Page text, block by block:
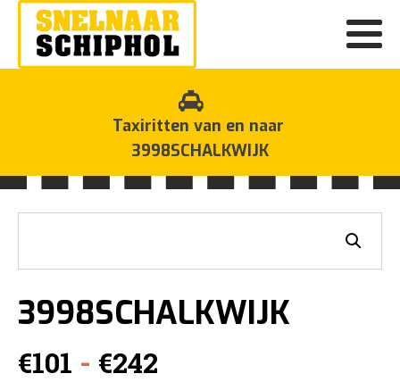
Taxiritten van en naar
3998SCHALKWIJK
3998SCHALKWIJK
€101 - €242